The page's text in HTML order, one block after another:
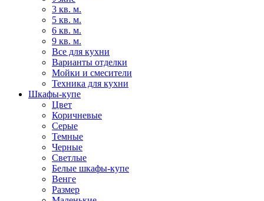
3 кв. м.
5 кв. м.
6 кв. м.
9 кв. м.
Все для кухни
Варианты отделки
Мойки и смесители
Техника для кухни
Шкафы-купе
Цвет
Коричневые
Серые
Темные
Черные
Светлые
Белые шкафы-купе
Венге
Размер